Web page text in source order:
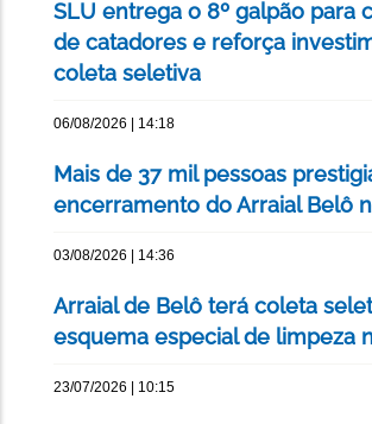
SLU entrega o 8º galpão para
de catadores e reforça
coleta seletiva
06/08/2026 | 14:18
Mais de 37 mil pessoas
encerramento do Arraial Belô
03/08/2026 | 14:36
Arraial de Belô terá coleta
esquema especial de limpeza
23/07/2026 | 10:15